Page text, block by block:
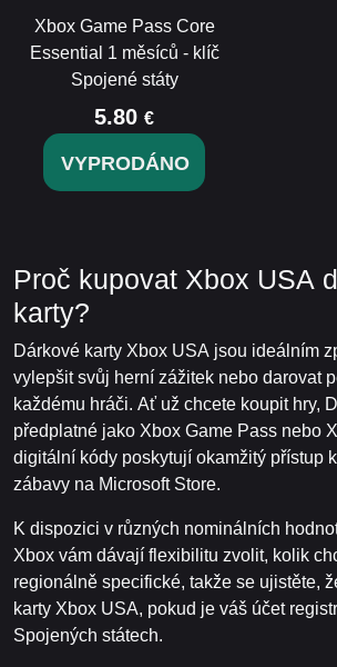
Xbox Game Pass Core
Essential 1 měsíců - klíč
Spojené státy
5.80 €
VYPRODÁNO
Proč kupovat Xbox USA
karty?
Dárkové karty Xbox USA jsou ideálním
vylepšit svůj herní zážitek nebo darovat
každému hráči. Ať už chcete koupit hry,
předplatné jako Xbox Game Pass nebo
digitální kódy poskytují okamžitý přístup
zábavy na Microsoft Store.
K dispozici v různých nominálních
Xbox vám dávají flexibilitu zvolit, kolik
regionálně specifické, takže se ujistěte,
karty Xbox USA, pokud je váš účet
Spojených státech.